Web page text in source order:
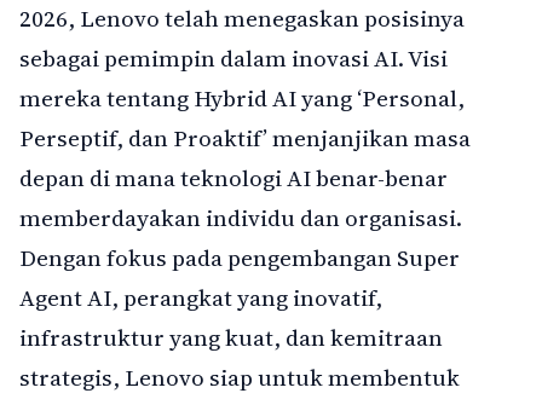
2026, Lenovo telah menegaskan posisinya
sebagai pemimpin dalam inovasi AI. Visi
mereka tentang Hybrid AI yang ‘Personal,
Perseptif, dan Proaktif’ menjanjikan masa
depan di mana teknologi AI benar-benar
memberdayakan individu dan organisasi.
Dengan fokus pada pengembangan Super
Agent AI, perangkat yang inovatif,
infrastruktur yang kuat, dan kemitraan
strategis, Lenovo siap untuk membentuk